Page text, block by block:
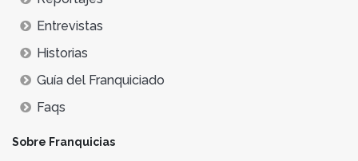
Entrevistas
Historias
Guía del Franquiciado
Faqs
Sobre Franquicias